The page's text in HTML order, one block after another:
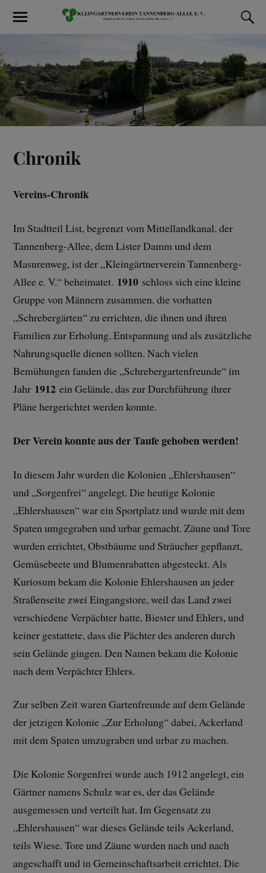
Chronik
Vereins-Chronik
Im Stadtteil List, begrenzt vom Mittellandkanal, der
Tannenberg-Allee, dem Lister Damm und dem
Masurenweg, ist der „Kleingärtnerverein Tannenberg-
Allee e. V.“ beheimatet. 1910 schloss sich eine kleine
Gruppe von Männern zusammen, die vorhatten
„Schrebergärten“ zu errichten, die ihnen und ihren
Familien zur Erholung, Entspannung und als zusätzliche
Nahrungsquelle dienen sollten. Nach vielen
Bemühungen fanden die „Schrebergartenfreunde“ im
Jahr 1912 ein Gelände, das zur Durchführung ihrer
Pläne hergerichtet werden konnte.
Der Verein konnte aus der Taufe gehoben werden!
In diesem Jahr wurden die Kolonien „Ehlershausen“
und „Sorgenfrei“ angelegt. Die heutige Kolonie
„Ehlershausen“ war ein Sportplatz und wurde mit dem
Spaten umgegraben und urbar gemacht. Zäune und Tore
wurden errichtet, Obstbäume und Sträucher gepflanzt,
Gemüsebeete und Blumenrabatten abgesteckt. Als
Kuriosum bekam die Kolonie Ehlershausen an jeder
Straßenseite zwei Eingangstore, weil das Land zwei
verschiedene Verpächter hatte, Biester und Ehlers, und
keiner gestattete, dass die Pächter des anderen durch
sein Gelände gingen. Den Namen bekam die Kolonie
nach dem Verpächter Ehlers.
Zur selben Zeit waren Gartenfreunde auf dem Gelände
der jetzigen Kolonie „Zur Erholung“ dabei, Ackerland
mit dem Spaten umzugraben und urbar zu machen.
Die Kolonie Sorgenfrei wurde auch 1912 angelegt, ein
Gärtner namens Schulz war es, der das Gelände
ausgemessen und verteilt hat. Im Gegensatz zu
„Ehlershausen“ war dieses Gelände teils Ackerland,
teils Wiese. Tore und Zäune wurden nach und nach
angeschafft und in Gemeinschaftsarbeit errichtet. Die